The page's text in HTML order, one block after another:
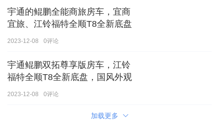
宇通的鲲鹏全能商旅房车，宜商
宜旅、江铃福特全顺T8全新底盘
2023-12-08 0评论
宇通鲲鹏双拓尊享版房车，江铃
福特全顺T8全新底盘，国风外观
2023-12-08 0评论
加载更多